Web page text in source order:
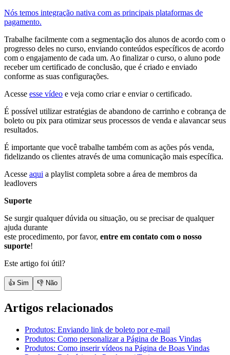
Nós temos integração nativa com as principais plataformas de
pagamento.
Trabalhe facilmente com a segmentação dos alunos de acordo com o
progresso deles no curso, enviando conteúdos específicos de acordo
com o engajamento de cada um. Ao finalizar o curso, o aluno pode
receber um certificado de conclusão, que é criado e enviado
conforme as suas configurações.
Acesse esse vídeo e veja como criar e enviar o certificado.
É possível utilizar estratégias de abandono de carrinho e cobrança de
boleto ou pix para otimizar seus processos de venda e alavancar seus
resultados.
É importante que você trabalhe também com as ações pós venda,
fidelizando os clientes através de uma comunicação mais específica.
Acesse aqui a playlist completa sobre a área de membros da
leadlovers
Suporte
Se surgir qualquer dúvida ou situação, ou se precisar de qualquer
ajuda durante
este procedimento, por favor, entre em contato com o nosso
suporte!
Este artigo foi útil?
👍 Sim 👎 Não
Artigos relacionados
Produtos: Enviando link de boleto por e-mail
Produtos: Como personalizar a Página de Boas Vindas
Produtos: Como inserir vídeos na Página de Boas Vindas